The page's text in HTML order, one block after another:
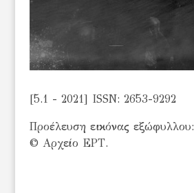
[5.1 - 2021] ISSN: 2653-9292
Προέλευση εικόνας εξώφυλλου:
© Αρχείο ΕΡΤ.